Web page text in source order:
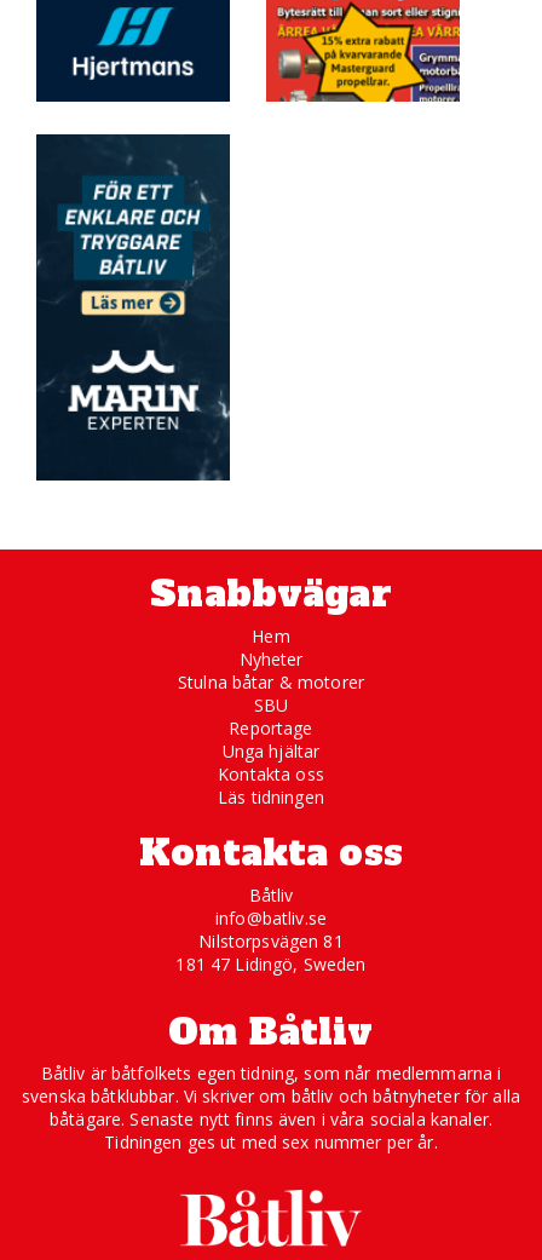
Snabbvägar
Hem
Nyheter
Stulna båtar & motorer
SBU
Reportage
Unga hjältar
Kontakta oss
Läs tidningen
Kontakta oss
Båtliv
info@batliv.se
Nilstorpsvägen 81
181 47 Lidingö, Sweden
Om Båtliv
Båtliv är båtfolkets egen tidning, som når medlemmarna i
svenska båtklubbar. Vi skriver om båtliv och båtnyheter för alla
båtägare. Senaste nytt finns även i våra sociala kanaler.
Tidningen ges ut med sex nummer per år.